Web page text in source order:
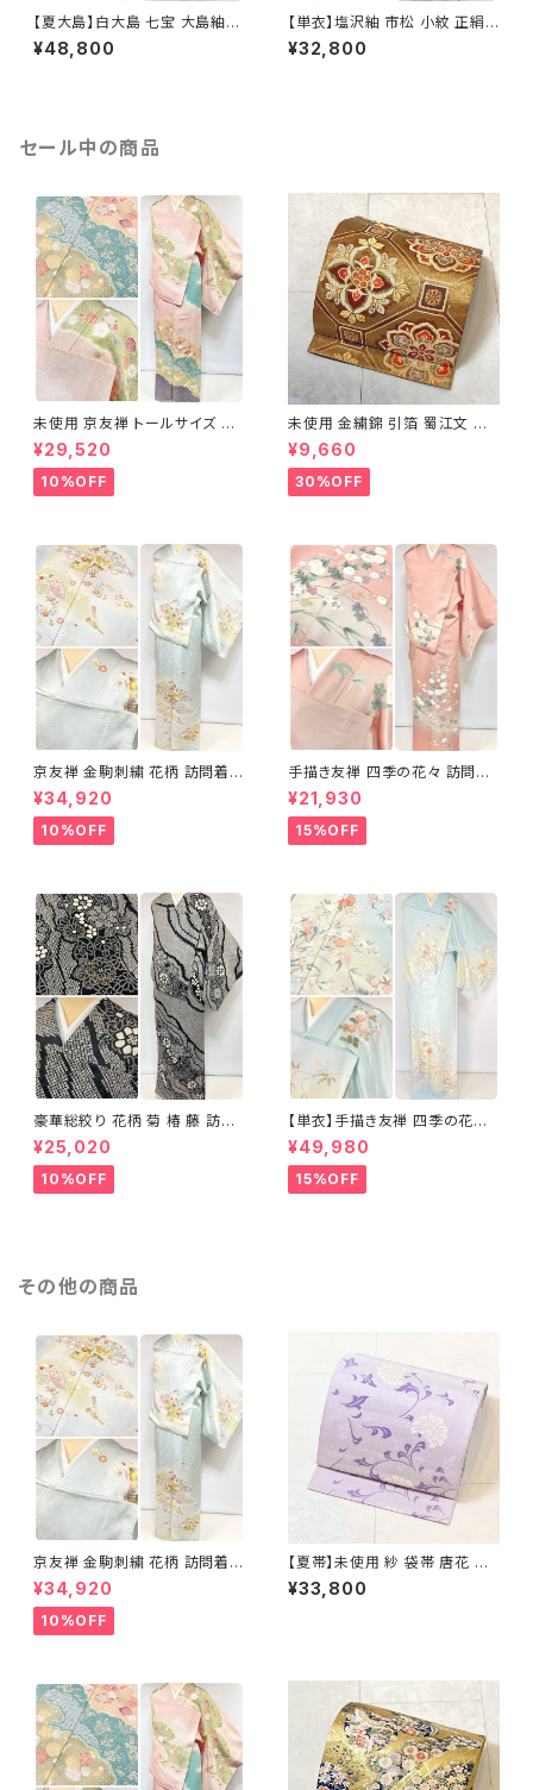
【夏大島】白大島 七宝 大島紬
紗紬 正絹 小紋 トールサイズ 白
グレー アイボリー 1053
¥48,800
【単衣】塩沢紬 市松 小紋 正絹
白 アイボリー 1033
¥32,800
セール中の商品
未使用 京友禅 トールサイズ 染
め分け 金彩 訪問着 袷 正絹 ピ
ンク 黄緑 紫 黄色 1438
¥29,520
10%OFF
未使用 金繍錦 引箔 蜀江文 唐
織 華紋 袋帯 正絹 金糸 ゴール
ド 赤 紫 710
¥9,660
30%OFF
京友禅 金駒刺繍 花柄 訪問着
正絹 水色 黄緑 パステルカラー
アイスグリーン 1433
¥34,920
10%OFF
手描き友禅 四季の花々 訪問着
袷 正絹 サーモンピンク クリー
ム 白 桃花色 1434
¥21,930
15%OFF
豪華総絞り 花柄 菊 椿 藤 訪問
着 鹿の子絞り ラメ 正絹 黒 白
グレー 1435
¥25,020
10%OFF
【単衣】手描き友禅 四季の花々
正絹 訪問着 水色 黄緑 白 パス
テルカラー 1431
¥49,980
15%OFF
その他の商品
京友禅 金駒刺繍 花柄 訪問着
正絹 水色 黄緑 パステルカラー
アイスグリーン 1433
¥34,920
10%OFF
【夏帯】未使用 紗 袋帯 唐花 正
絹 紫 白 淡藤色 729
¥33,800